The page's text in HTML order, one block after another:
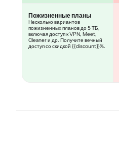
Пожизненные планы
Несколько вариантов
пожизненных планов до 5 ТБ,
включая доступ к VPN, Meet,
Cleaner и др. Получите вечный
доступ со скидкой {{discount}}%.